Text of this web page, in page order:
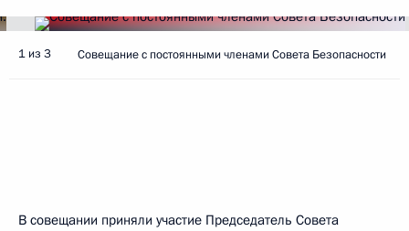
1 из 3 Совещание с постоянными членами Совета Безопасности
В совещании приняли участие Председатель Совета